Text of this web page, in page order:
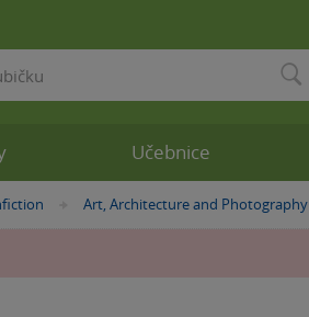
»Art, Architecture and Photography
Učebnice